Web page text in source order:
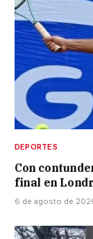
DEPORTES
Con
final en
6 de agosto de